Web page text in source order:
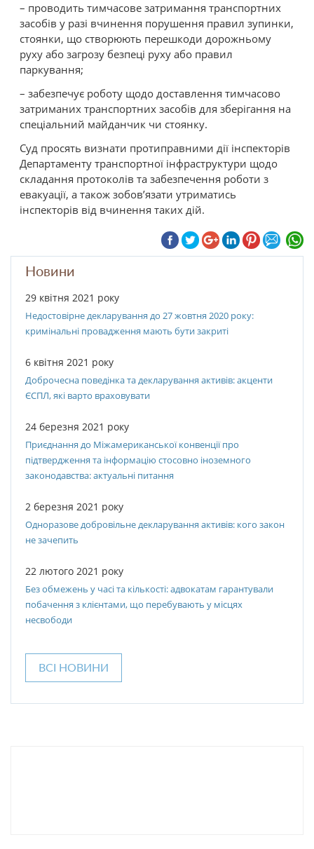
Новини
29 квітня 2021 року
Недостовірне декларування до 27 жовтня 2020 року:
кримінальні провадження мають бути закриті
6 квітня 2021 року
Доброчесна поведінка та декларування активів: акценти
ЄСПЛ, які варто враховувати
24 березня 2021 року
Приєднання до Міжамериканської конвенції про
підтвердження та інформацію стосовно іноземного
законодавства: актуальні питання
2 березня 2021 року
Одноразове добровільне декларування активів: кого закон
не зачепить
22 лютого 2021 року
Без обмежень у часі та кількості: адвокатам гарантували
побачення з клієнтами, що перебувають у місцях
несвободи
ВСІ НОВИНИ
– проводить тимчасове затримання транспортних
засобів у разі вчинення порушення правил зупинки,
стоянки, що створюють перешкоди дорожньому
руху або загрозу безпеці руху або правил
паркування;
– забезпечує роботу щодо доставлення тимчасово
затриманих транспортних засобів для зберігання на
спеціальний майданчик чи стоянку.
Суд просять визнати протиправними дії інспекторів
Департаменту транспортної інфраструктури щодо
складання протоколів та забезпечення роботи з
евакуації, а також зобов’язати утриматись
інспекторів від вчинення таких дій.